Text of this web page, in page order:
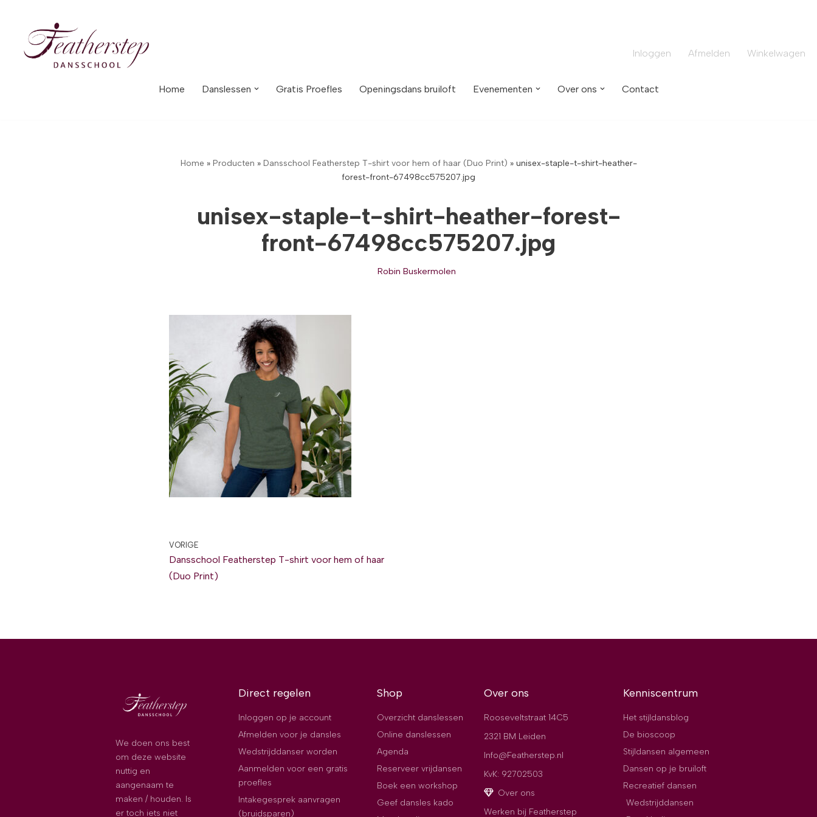
Meteen
naar
Inloggen Afmelden Winkelwagen
Home Danslessen Gratis Proefles Openingsdans bruiloft Evenementen Over ons Contact
Home » Producten » Dansschool Featherstep T-shirt voor hem of haar (Duo Print) » unisex-staple-t-shirt-heather-
forest-front-67498cc575207.jpg
unisex-staple-t-shirt-heather-forest-
front-67498cc575207.jpg
Robin Buskermolen
VORIGE
Dansschool Featherstep T-shirt voor hem of haar
(Duo Print)
We doen ons best
om deze website
nuttig en
aangenaam te
maken / houden. Is
er toch iets niet
Direct regelen
Inloggen op je account
Afmelden voor je dansles
Wedstrijddanser worden
Aanmelden voor een gratis
proefles
Intakegesprek aanvragen
(bruidsparen)
Shop
Overzicht danslessen
Online danslessen
Agenda
Reserveer vrijdansen
Boek een workshop
Geef dansles kado
Over ons
Rooseveltstraat 14C5
2321 BM Leiden
Info@Featherstep.nl
KvK: 92702503
Over ons
Werken bij Featherstep
Kenniscentrum
Het stijldansblog
De bioscoop
Stijldansen algemeen
Dansen op je bruiloft
Recreatief dansen
Wedstrijddansen